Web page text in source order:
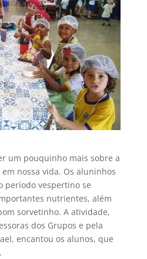
um pouquinho mais sobre a
nossa vida. Os aluninhos
período vespertino se
nutrientes, além
sorvetinho. A atividade,
dos Grupos e pela
encantou os alunos, que